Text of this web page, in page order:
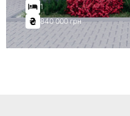
1
840 000 грн